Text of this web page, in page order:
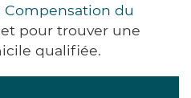
Compensation du
et pour trouver une
qualifiée.